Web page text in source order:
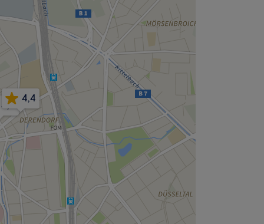
4,9
4,4